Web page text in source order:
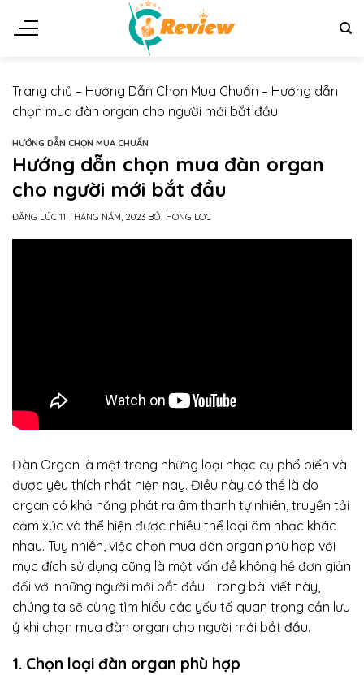
đến
Trang chủ – Hướng Dẫn Chọn Mua Chuẩn – Hướng dẫn
chọn mua đàn organ cho người mới bắt đầu
HƯỚNG DẪN CHỌN MUA CHUẨN
Hướng dẫn chọn mua đàn organ
cho người mới bắt đầu
ĐĂNG LÚC 11 THÁNG NĂM, 2023 BỞI HONG LOC
Đàn Organ là một trong những loại nhạc cụ phổ biến và
được yêu thích nhất hiện nay. Điều này có thể là do
organ có khả năng phát ra âm thanh tự nhiên, truyền tải
cảm xúc và thể hiện được nhiều thể loại âm nhạc khác
nhau. Tuy nhiên, việc chọn mua đàn organ phù hợp với
mục đích sử dụng cũng là một vấn đề không hề đơn giản
đối với những người mới bắt đầu. Trong bài viết này,
chúng ta sẽ cùng tìm hiểu các yếu tố quan trọng cần lưu
ý khi chọn mua đàn organ cho người mới bắt đầu.
1. Chọn loại đàn organ phù hợp